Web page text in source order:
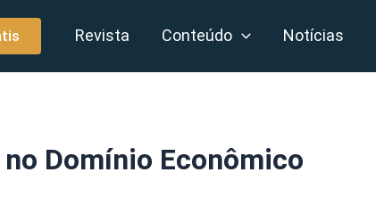
Revista Conteúdo Notícias
Domínio Econômico